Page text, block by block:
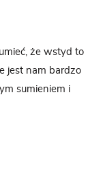
że wstyd to
jest nam bardzo
sumieniem i